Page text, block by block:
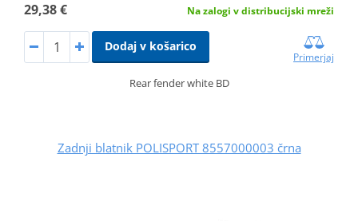
29,38 € Na zalogi v distribucijski mreži
Dodaj v košarico
Primerjaj
Rear fender white BD
Zadnji blatnik POLISPORT 8557000003 črna